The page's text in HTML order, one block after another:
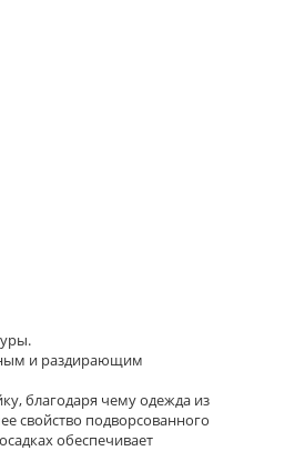
и раздирающим
благодаря чему одежда из
свойство подворсованного
обеспечивает